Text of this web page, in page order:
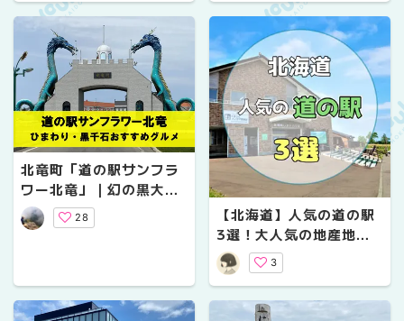
北竜町「道の駅サンフラ
ワー北竜」｜幻の黒大豆
「黒千石」と新名物グル
メひまわりポーク焼豚ま
28
【北海道】人気の道の駅
3選！大人気の地産地消
グルメや名物・特産品、
周辺の絶景も楽しもう！
3